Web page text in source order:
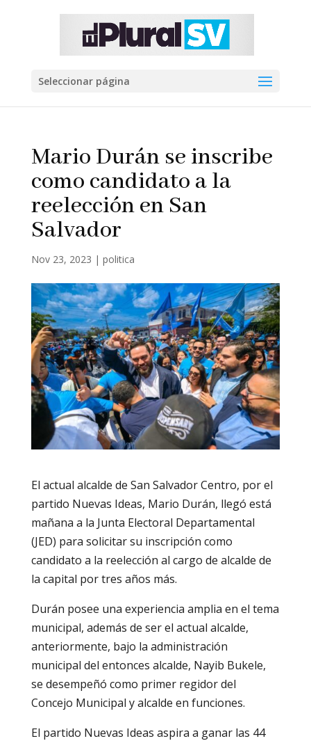
Seleccionar página
Mario Durán se inscribe
como candidato a la
reelección en San
Salvador
Nov 23, 2023 | politica
El actual alcalde de San Salvador Centro, por el
partido Nuevas Ideas, Mario Durán, llegó está
mañana a la Junta Electoral Departamental
(JED) para solicitar su inscripción como
candidato a la reelección al cargo de alcalde de
la capital por tres años más.
Durán posee una experiencia amplia en el tema
municipal, además de ser el actual alcalde,
anteriormente, bajo la administración
municipal del entonces alcalde, Nayib Bukele,
se desempeñó como primer regidor del
Concejo Municipal y alcalde en funciones.
El partido Nuevas Ideas aspira a ganar las 44